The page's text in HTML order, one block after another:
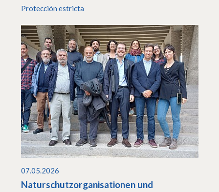
Protección estricta
07.05.2026
Naturschutzorganisationen und